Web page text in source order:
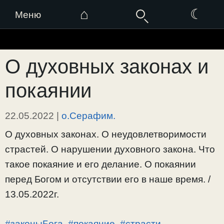
Меню ⌂ ☾
к
содержимому
О духовных законах и
покаянии
22.05.2022 | о.Серафим.
О духовных законах. О неудовлетворимости
страстей. О нарушении духовного закона. Что
такое покаяние и его делание. О покаянии
перед Богом и отсутствии его в наше время. /
13.05.2022г.